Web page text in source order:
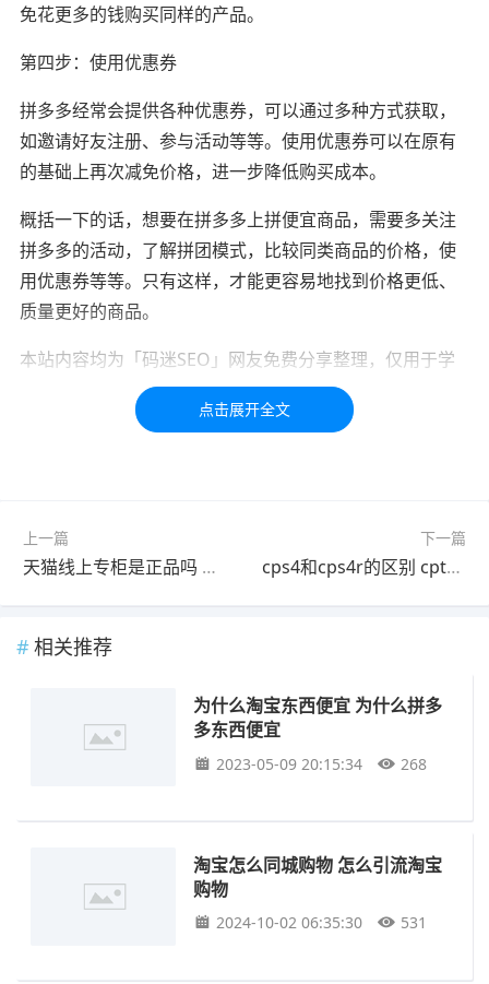
免花更多的钱购买同样的产品。
第四步：使用优惠券
拼多多经常会提供各种优惠券，可以通过多种方式获取，
如邀请好友注册、参与活动等等。使用优惠券可以在原有
的基础上再次减免价格，进一步降低购买成本。
概括一下的话，想要在拼多多上拼便宜商品，需要多关注
拼多多的活动，了解拼团模式，比较同类商品的价格，使
用优惠券等等。只有这样，才能更容易地找到价格更低、
质量更好的商品。
本站内容均为「码迷SEO」网友免费分享整理，仅用于学
习交流，如有疑问，请联系我们48小时处理！！！！
上一篇
天猫线上专柜是正品吗 天猫直营是正品吗
下一篇
cps4和cps4r的区别 cpt和cps的区别
相关推荐
为什么淘宝东西便宜 为什么拼多
多东西便宜
2023-05-09 20:15:34 268
淘宝怎么同城购物 怎么引流淘宝
购物
2024-10-02 06:35:30 531